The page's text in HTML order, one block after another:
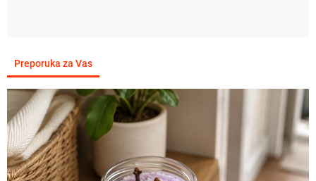
Preporuka za Vas